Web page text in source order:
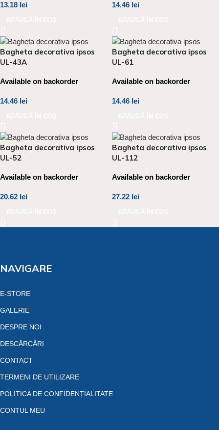
13.18 lei 14.46 lei
Bagheta decorativa ipsos
UL-43A
Available on backorder
14.46 lei
Bagheta decorativa ipsos
UL-61
Available on backorder
14.46 lei
Bagheta decorativa ipsos
UL-52
Available on backorder
20.62 lei
Bagheta decorativa ipsos
UL-112
Available on backorder
27.22 lei
NAVIGARE
E-STORE
GALERIE
DESPRE NOI
DESCĂRCĂRI
CONTACT
TERMENI DE UTILIZARE
POLITICA DE CONFIDENȚIALITATE
CONTUL MEU